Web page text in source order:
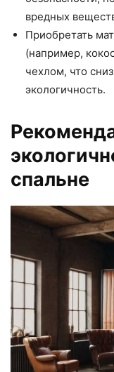
вредных
Приобретать
(например,
чехлом, что
экологичность.
спальне